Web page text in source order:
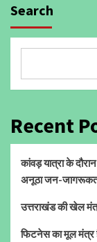
Search
Recent
कांवड़ यात्रा के
अनूठा जन-
उत्तराखंड की खेल
फिटनेस का मूल मंत्र